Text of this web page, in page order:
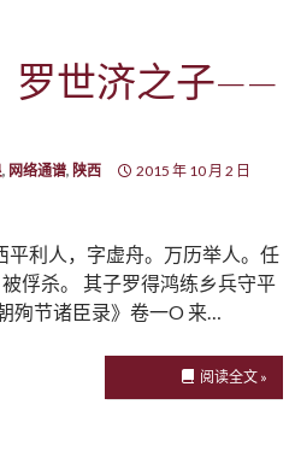
罗世济之子——
, 网络通谱, 陕西
2015 年 10 月 2 日
利人，字虚舟。万历举人。任
俘杀。 其子罗得鸿练乡兵守平
节诸臣录》卷一O 来…
阅读全文 »